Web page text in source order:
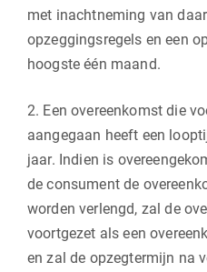
met inachtneming van
opzeggingsregels en een
hoogste één maand.
2. Een overeenkomst die
aangegaan heeft een
jaar. Indien is
de consument de
worden verlengd, zal de
voortgezet als een
en zal de opzegtermijn na